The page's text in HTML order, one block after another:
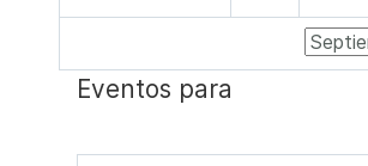
Eventos para